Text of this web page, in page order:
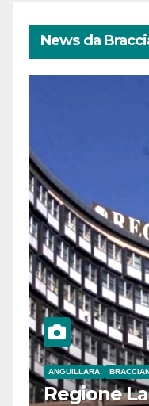
News da
ANGUILLARA
Regione